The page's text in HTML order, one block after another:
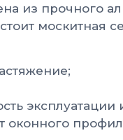
из прочного
оконного